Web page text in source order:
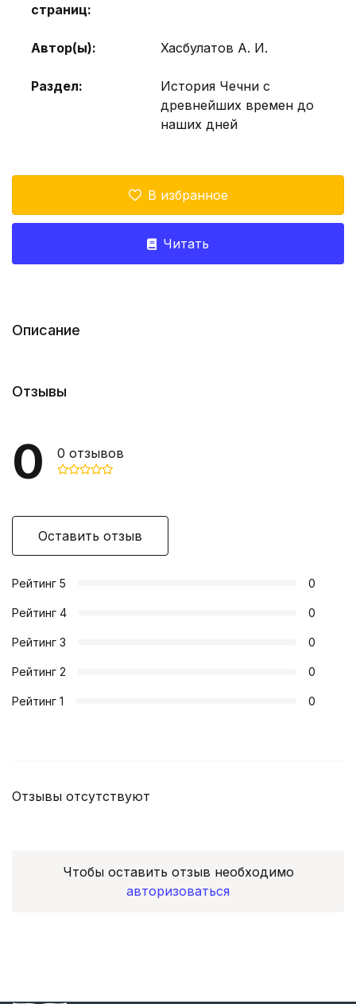
страниц:
Автор(ы): Хасбулатов А. И.
Раздел:
История Чечни с
древнейших времен до
наших дней
В избранное
Читать
Описание
Отзывы
0 0 отзывов
Оставить отзыв
Рейтинг 5 0
Рейтинг 4 0
Рейтинг 3 0
Рейтинг 2 0
Рейтинг 1 0
Отзывы отсутствуют
Чтобы оставить отзыв необходимо
авторизоваться